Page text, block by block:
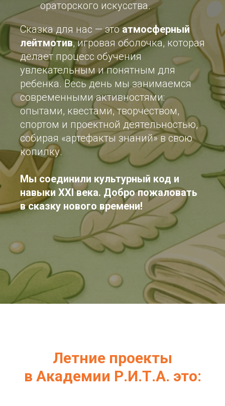
ораторского искусства.
Сказка для нас — этоатмосферный
лейтмотив, игровая оболочка, которая
делает процесс обучения
увлекательным и понятным для
ребенка. Весь день мы занимаемся
современными активностями:
опытами, квестами, творчеством,
спортом и проектной деятельностью,
собирая «артефакты знаний» в свою
копилку.
Мы соединили культурный код и
навыки XXI века. Добро пожаловать
в сказку нового времени!
Летние проекты
в Академии Р.И.Т.А. это: